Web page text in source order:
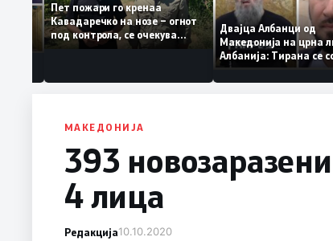
му гори
Пет пожари го кренаа
Кавадаречко на нозе – огнот
под контрола, се очекува
целосно гаснење
Двајца Албанци
Македонија на
Албанија: Тирана
дека работеле за
терористички
МАКЕДОНИЈА
393
4 лица
Редакција10.10.2020